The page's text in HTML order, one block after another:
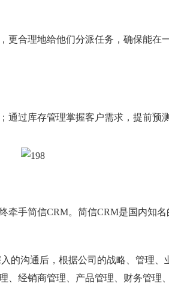
更合理地给他们分派任务，确保能在
过库存管理掌握客户需求，提前预
手简信CRM。简信CRM是国内知名
的沟通后，根据公司的战略、管理、
、经销商管理、产品管理、财务管理